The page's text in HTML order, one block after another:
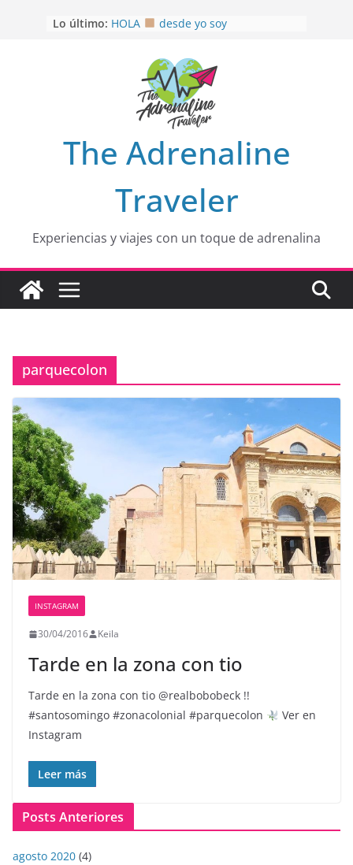
Lo último: HOLA
desde yo soy
EL SENDERO DEL CACAO: Excelente
opción
HOSPEDAJE AL NATURALSHH !!
OTRA PERSPECTIVA de RÍO EL
MULITO!
The Adrenaline
Traveler
Experiencias y viajes con un toque de adrenalina
parquecolon
INSTAGRAM
30/04/2016 Keila
Tarde en la zona con tio
Tarde en la zona con tio @realbobobeck !!
#santosomingo #zonacolonial #parquecolon
Ver en
Instagram
Leer más
Posts Anteriores
agosto 2020 (4)